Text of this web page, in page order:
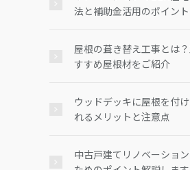
法と補助金活用のポイント
屋根の葺き替え工事とは
すすめ屋根材をご紹介
ウッドデッキに屋根を付
れるメリットと注意点
中古戸建てリノベーショ